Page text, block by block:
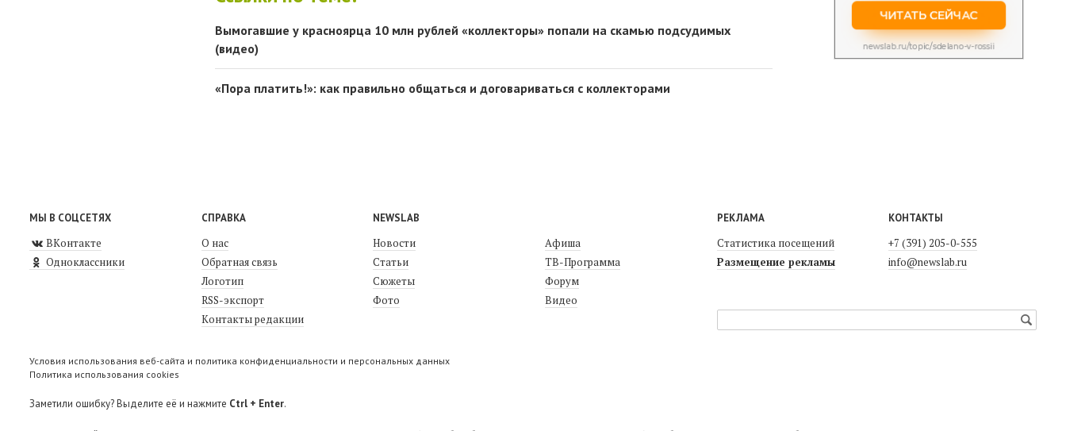
Вымогавшие у красноярца 10 млн рублей «коллекторы» попали на скамью подсудимых
(видео)
«Пора платить!»: как правильно общаться и договариваться с коллекторами
МЫ В СОЦСЕТЯХ
ВКонтакте
Одноклассники
СПРАВКА
О нас
Обратная связь
Логотип
RSS-экспорт
Контакты редакции
NEWSLAB
Новости
Статьи
Сюжеты
Фото
Афиша
ТВ-Программа
Форум
Видео
РЕКЛАМА
Статистика посещений
Размещение рекламы
КОНТАКТЫ
+7 (391) 205-0-555
info@newslab.ru
Условия использования веб-сайта и политика конфиденциальности и персональных данных
Политика использования cookies
Заметили ошибку? Выделите её и нажмите Ctrl + Enter.